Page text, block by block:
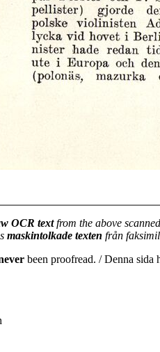
OCR textfrom the above
maskintolkade texten från
been proofread. / Denna sida